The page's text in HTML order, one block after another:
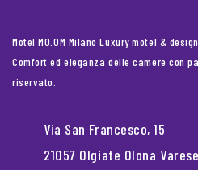
Motel MO.OM Milano Luxury motel &
Comfort ed eleganza delle camere con
riservato.
Via San Francesco, 15
21057 Olgiate Olona